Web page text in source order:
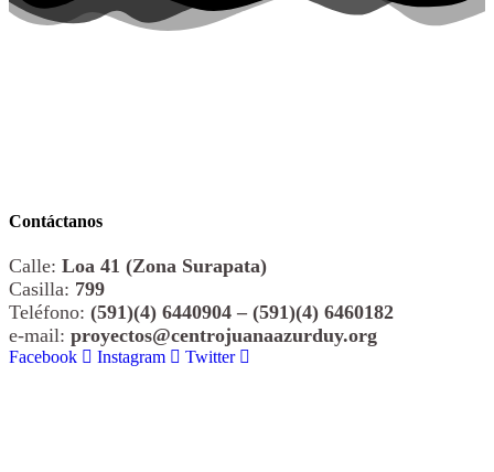
Contáctanos
Calle: Loa 41 (Zona Surapata)
Casilla: 799
Teléfono: (591)(4) 6440904 – (591)(4) 6460182
e-mail: proyectos@centrojuanaazurduy.org
Facebook Instagram
Twitter